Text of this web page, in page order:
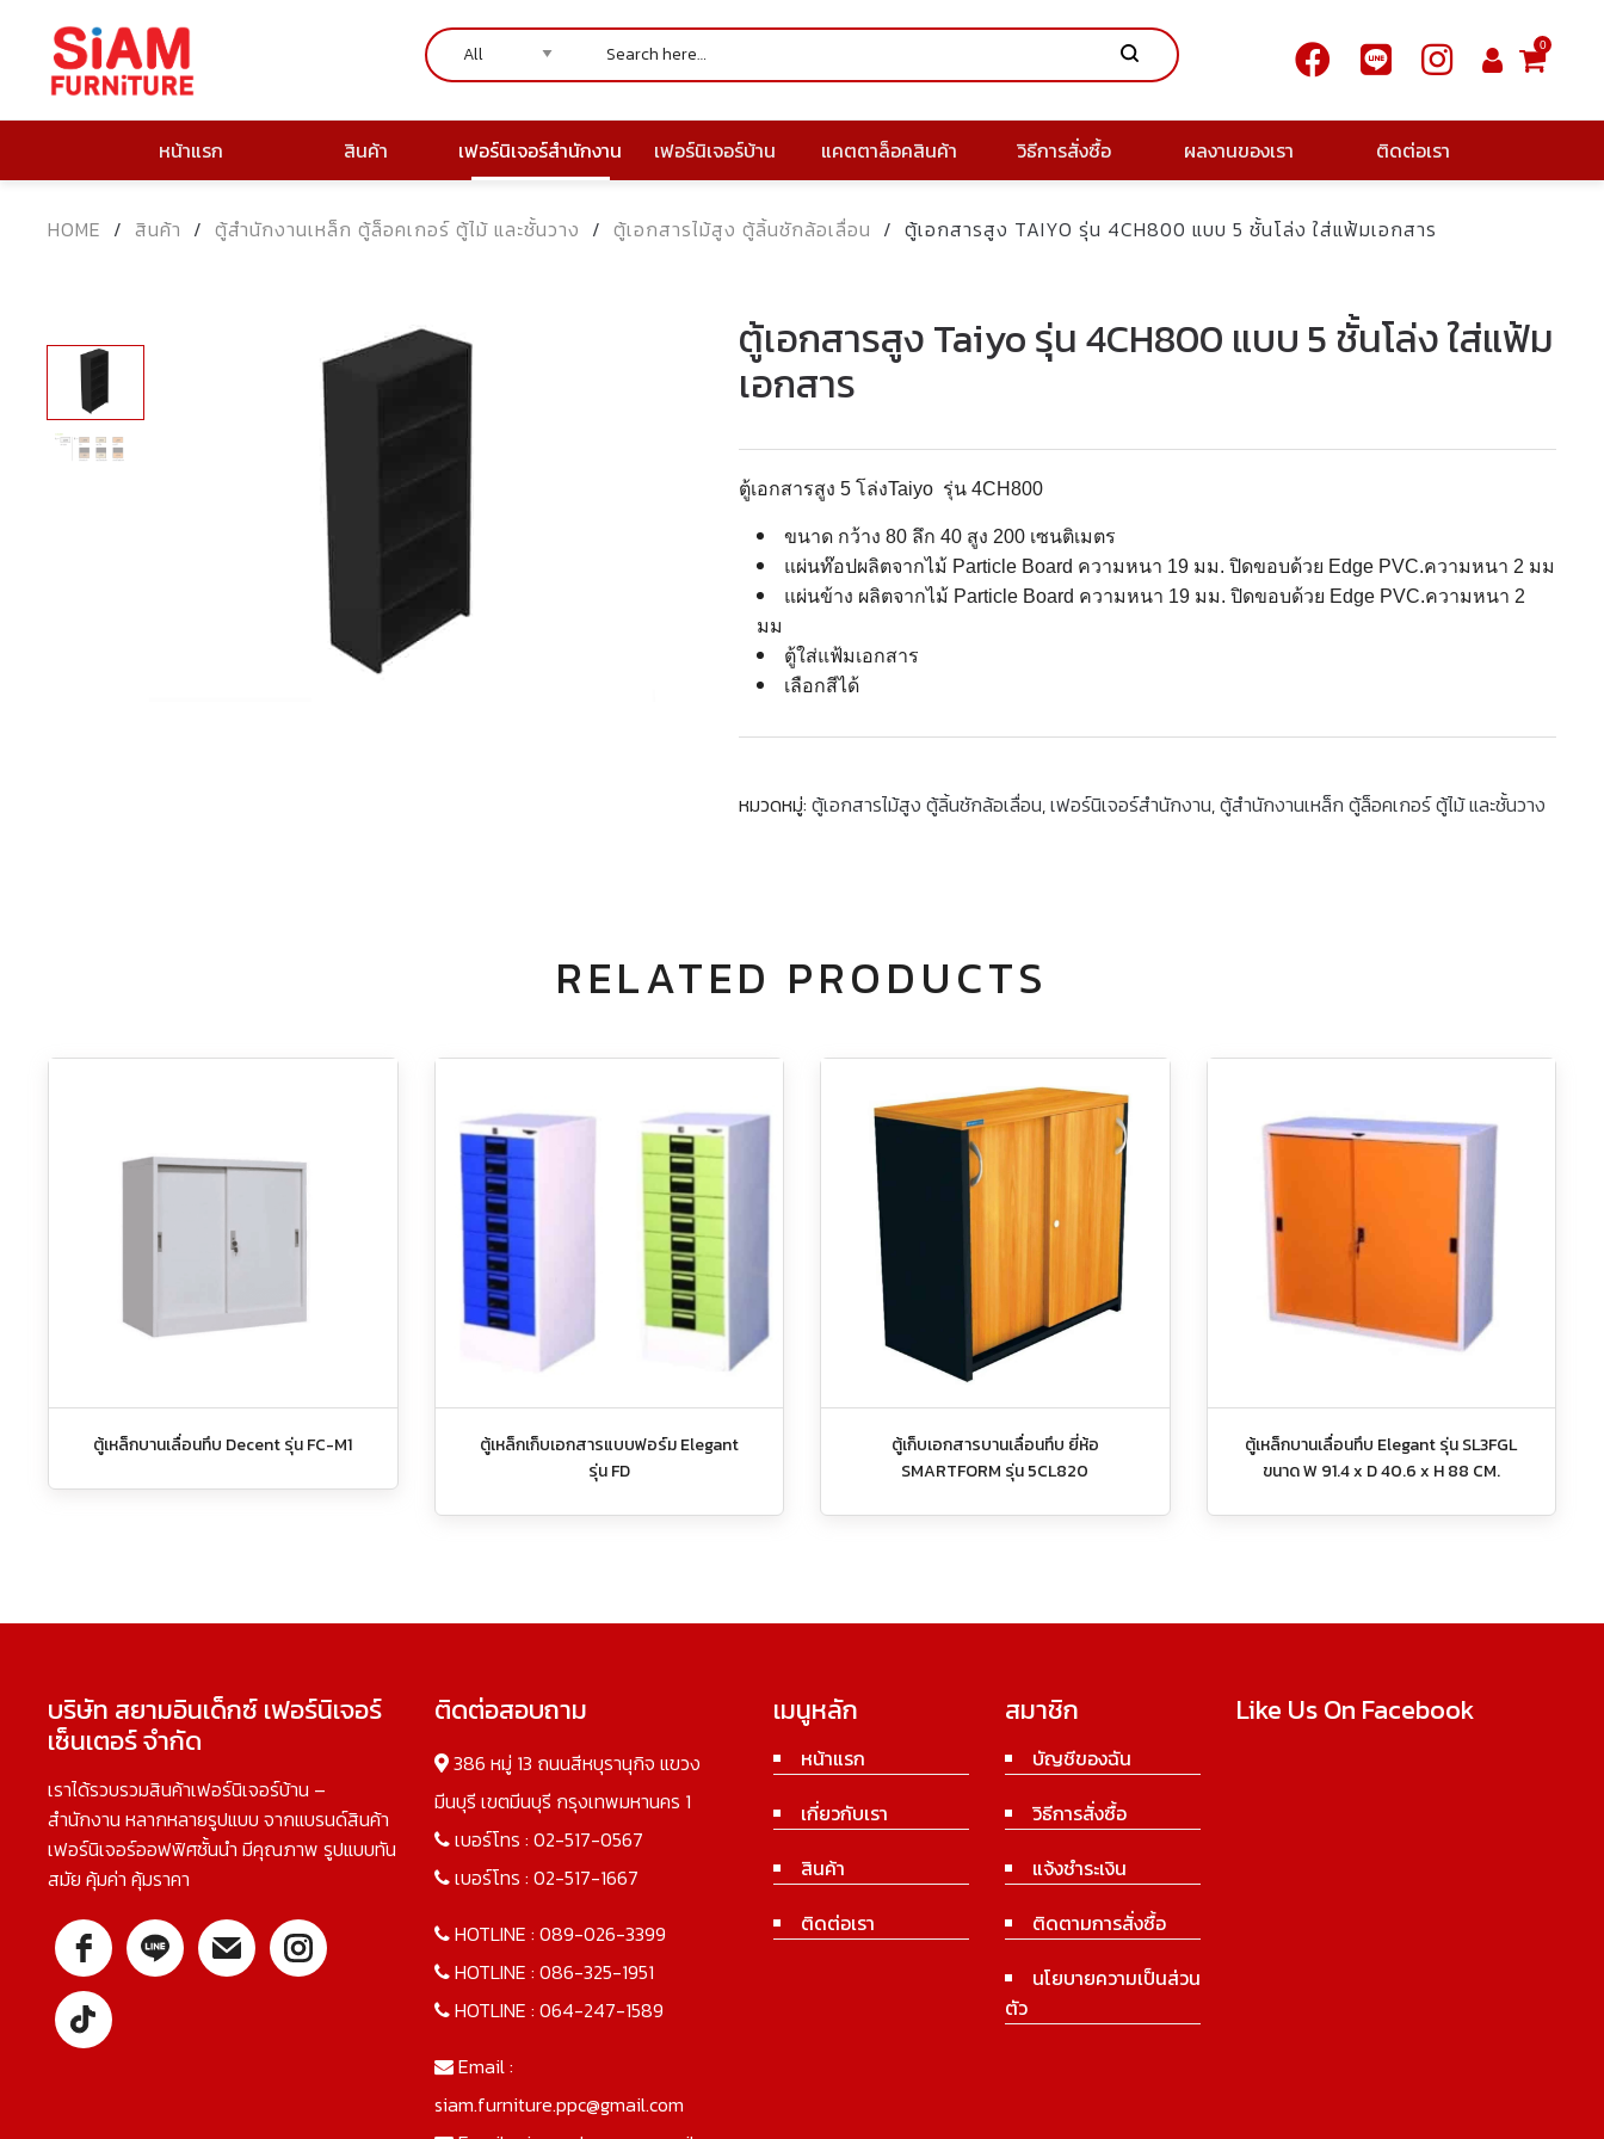
0
หน้าแรก สินค้า เฟอร์นิเจอร์สำนักงาน เฟอร์นิเจอร์บ้าน แคตตาล็อคสินค้า วิธีการสั่งซื้อ ผลงานของเรา ติดต่อเรา
HOME / สินค้า / ตู้สำนักงานเหล็ก ตู้ล็อคเกอร์ ตู้ไม้ และชั้นวาง / ตู้เอกสารไม้สูง ตู้ลิ้นชักล้อเลื่อน / ตู้เอกสารสูง TAIYO รุ่น 4CH800 แบบ 5 ชั้นโล่ง ใส่แฟ้มเอกสาร
ตู้เอกสารสูง Taiyo รุ่น 4CH800 แบบ 5 ชั้นโล่ง ใส่แฟ้ม
เอกสาร
ตู้เอกสารสูง 5 โล่งTaiyo รุ่น 4CH800
ขนาด กว้าง 80 ลึก 40 สูง 200 เซนติเมตร
แผ่นท๊อปผลิตจากไม้ Particle Board ความหนา 19 มม. ปิดขอบด้วย Edge PVC.ความหนา 2 มม
แผ่นข้าง ผลิตจากไม้ Particle Board ความหนา 19 มม. ปิดขอบด้วย Edge PVC.ความหนา 2
มม
ตู้ใส่แฟ้มเอกสาร
เลือกสีได้
หมวดหมู่:ตู้เอกสารไม้สูง ตู้ลิ้นชักล้อเลื่อน,เฟอร์นิเจอร์สำนักงาน,ตู้สำนักงานเหล็ก ตู้ล็อคเกอร์ ตู้ไม้ และชั้นวาง
RELATED PRODUCTS
ตู้เหล็กบานเลื่อนทึบ Decent รุ่น FC-M1
ตู้เหล็กเก็บเอกสารแบบฟอร์ม Elegant
รุ่น FD
ตู้เก็บเอกสารบานเลื่อนทึบ ยี่ห้อ
SMARTFORM รุ่น 5CL820
ตู้เหล็กบานเลื่อนทึบ Elegant รุ่น SL3FGL
ขนาด W 91.4 x D 40.6 x H 88 CM.
บริษัท สยามอินเด็กซ์ เฟอร์นิเจอร์
เซ็นเตอร์ จำกัด
เราได้รวบรวมสินค้าเฟอร์นิเจอร์บ้าน –
สำนักงาน หลากหลายรูปแบบ จากแบรนด์สินค้า
เฟอร์นิเจอร์ออฟฟิศชั้นนำ มีคุณภาพ รูปแบบทัน
สมัย คุ้มค่า คุ้มราคา
ติดต่อสอบถาม
386 หมู่ 13 ถนนสีหบุรานุกิจ แขวง
มีนบุรี เขตมีนบุรี กรุงเทพมหานคร 1
เบอร์โทร : 02-517-0567
เบอร์โทร : 02-517-1667
HOTLINE : 089-026-3399
HOTLINE : 086-325-1951
HOTLINE : 064-247-1589
Email :
siam.furniture.ppc@gmail.com
เมนูหลัก
หน้าแรก
เกี่ยวกับเรา
สินค้า
ติดต่อเรา
สมาชิก
บัญชีของฉัน
วิธีการสั่งซื้อ
แจ้งชำระเงิน
ติดตามการสั่งซื้อ
นโยบายความเป็นส่วน
ตัว
Like Us On Facebook